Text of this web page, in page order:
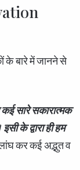
बारे में जानने से
सारे सकारात्मक
के द्वारा ही हम
कर कई अद्भुत व